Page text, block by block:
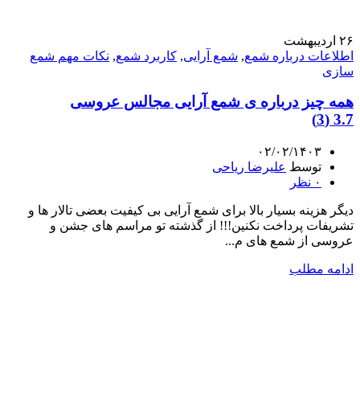
۲۶ اردیبهشت
اطلاعات درباره شمع, شمع آرایی, کاربرد شمع, نکات مهم شمع
سازی
همه چیز درباره ی شمع آرایی مجالس عروسی
3.7 (3)
۰۲/۰۲/۱۴۰۳
توسط علیرضا ریاحی
۰ نظر
دیگر هزینه بسیار بالا برای شمع آرایی بی کیفیت بعضی تالار ها و
تشریفات پرداخت نکنین!!! از گذشته تو مراسم های جشن و
عروسی از شمع های م...
ادامه مطلب